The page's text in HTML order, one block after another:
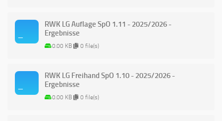
RWK LG Auflage SpO 1.11 - 2025/2026 -
Ergebnisse
0.00 KB 0 file(s)
RWK LG Freihand SpO 1.10 - 2025/2026 -
Ergebnisse
0.00 KB 0 file(s)